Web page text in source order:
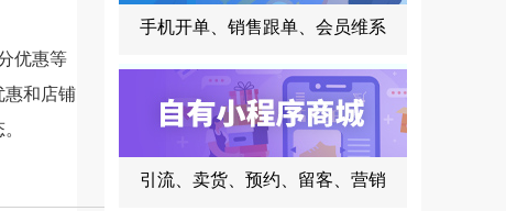
优惠等
惠和店铺
手机开单、销售跟单、会员维系
引流、卖货、预约、留客、营销